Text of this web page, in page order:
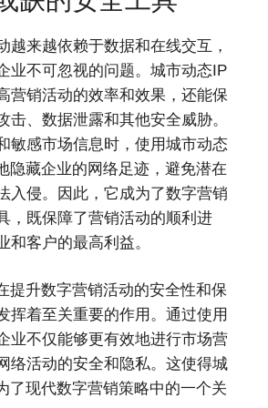
越来越依赖于数据和在线交互，
业不可忽视的问题。城市动态IP
营销活动的效率和效果，还能保
击、数据泄露和其他安全威胁。
敏感市场信息时，使用城市动态
隐藏企业的网络足迹，避免潜在
入侵。因此，它成为了数字营销
，既保障了营销活动的顺利进
和客户的最高利益。
提升数字营销活动的安全性和保
挥着至关重要的作用。通过使用
业不仅能够更有效地进行市场营
络活动的安全和隐私。这使得城
了现代数字营销策略中的一个关